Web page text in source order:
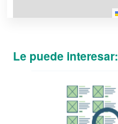
Le puede interesar: